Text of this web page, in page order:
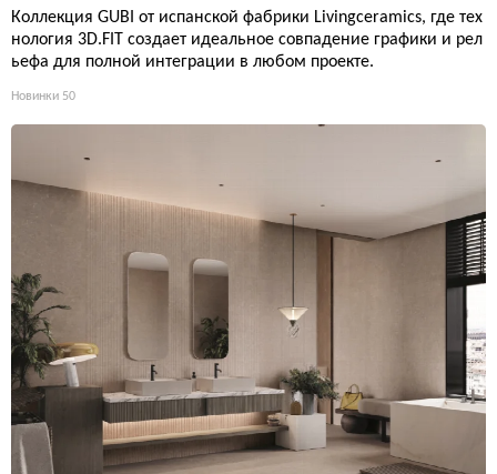
Коллекция GUBI от испанской фабрики Livingceramics, где тех
нология 3D.FIT создает идеальное совпадение графики и рел
ьефа для полной интеграции в любом проекте.
Новинки 50